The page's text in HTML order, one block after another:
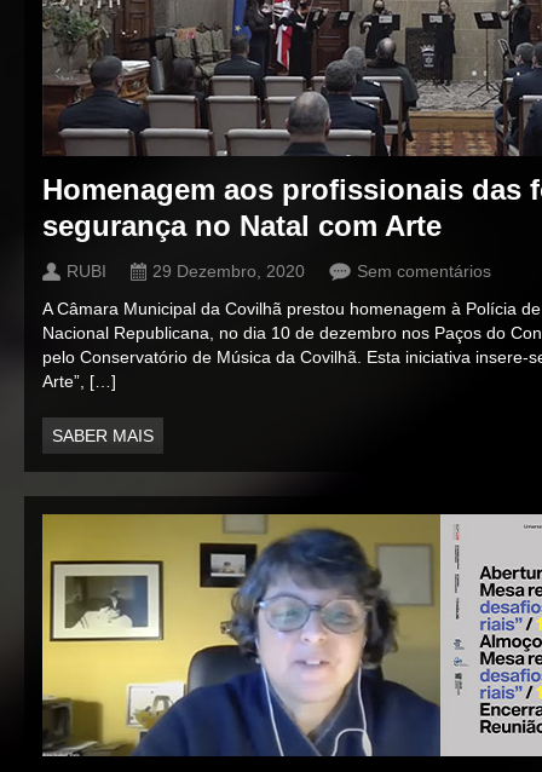
Homenagem aos profissionais das
segurança no Natal com Arte
RUBI 29 Dezembro, 2020
Sem comentários
A Câmara Municipal da Covilhã prestou homenagem à Polícia
Nacional Republicana, no dia 10 de dezembro nos Paços do
pelo Conservatório de Música da Covilhã. Esta iniciativa insere-
Arte”, […]
SABER MAIS